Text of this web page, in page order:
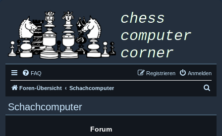
FAQ Anmelden
Registrieren
Foren-Übersicht Schachcomputer
Schachcomputer
Forum